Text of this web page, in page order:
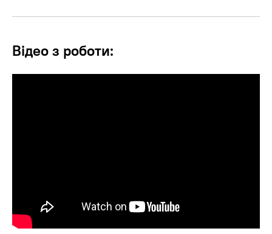
Відео з роботи: